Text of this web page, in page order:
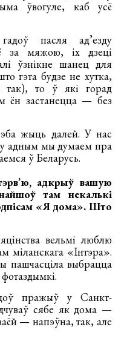
ўвогуле, каб усё
пасля ад’езду
за мяжою, іх дзеці
ўзнікне шанец для
гэта будзе не хутка,
то ў які горад
ён застанецца — без
жыць далей. У нас
у адным мы думаем пра
ў Беларусь.
адкрыў вашую
там некалькі
«Я дома». Што
вельмі люблю
міланскага «Інтэра».
пашчасціла выбрацца
пражыў у Санкт-
сябе як дома —
— напэўна, так, але